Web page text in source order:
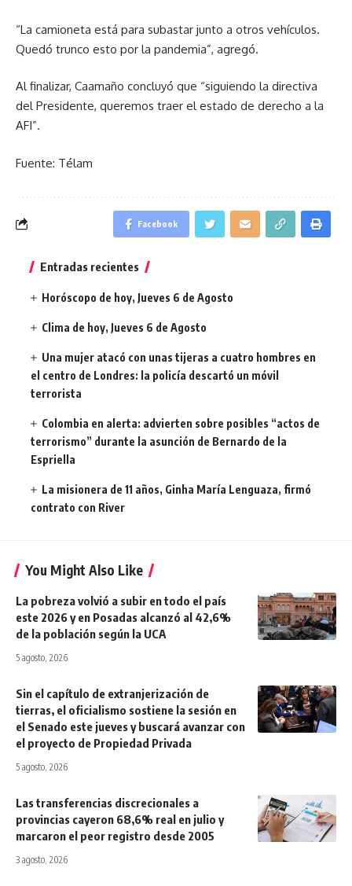
“La camioneta está para subastar junto a otros vehículos.
Quedó trunco esto por la pandemia”, agregó.
Al finalizar, Caamaño concluyó que “siguiendo la directiva
del Presidente, queremos traer el estado de derecho a la
AFI”.
Fuente: Télam
Facebook
Entradas recientes
Horóscopo de hoy, Jueves 6 de Agosto
Clima de hoy, Jueves 6 de Agosto
Una mujer atacó con unas tijeras a cuatro hombres en
el centro de Londres: la policía descartó un móvil
terrorista
Colombia en alerta: advierten sobre posibles “actos de
terrorismo” durante la asunción de Bernardo de la
Espriella
La misionera de 11 años, Ginha María Lenguaza, firmó
contrato con River
You Might Also Like
La pobreza volvió a subir en todo el país
este 2026 y en Posadas alcanzó al 42,6%
de la población según la UCA
5 agosto, 2026
Sin el capítulo de extranjerización de
tierras, el oficialismo sostiene la sesión en
el Senado este jueves y buscará avanzar con
el proyecto de Propiedad Privada
5 agosto, 2026
Las transferencias discrecionales a
provincias cayeron 68,6% real en julio y
marcaron el peor registro desde 2005
3 agosto, 2026